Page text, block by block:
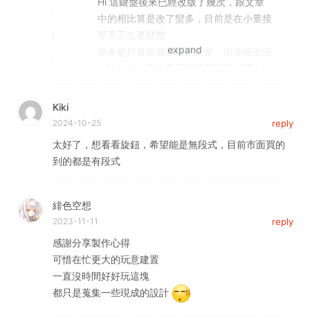
中的相比算是改了蠻多，目前是在小量接
單手工生產狀態
原本是打算寫個新版的文章，但後續生活
流程的話要等之後有時間整理出一篇流程
目前的留言系統會直接透過我的 Email 送
通知，直接在通知的 Email 中回覆應該就
Kiki
2024-10-25 reply
太好了，想看看旋鈕，希望能是無段式，目前市面買的
到的都是有段式
緋色空想
2023-11-11 reply
感謝分享製作心得
可惜在忙更大的玩意建置
一直沒時間好好玩這塊
都只是蒐集一些現成的設計